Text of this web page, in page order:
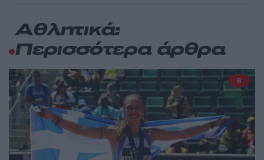
Αθλητικά:
Περισσότερα άρθρα
6